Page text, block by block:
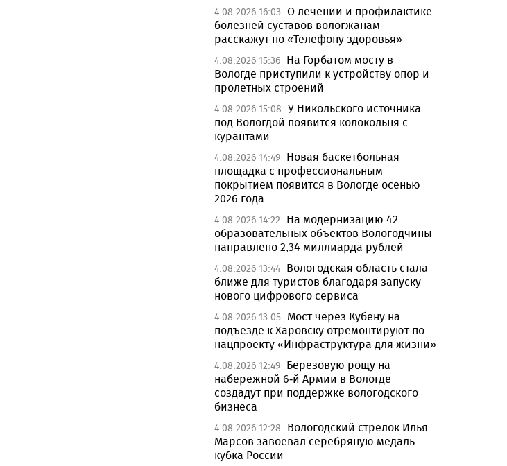
4.08.2026 16:03 О лечении и профилактике
болезней суставов вологжанам
расскажут по «Телефону здоровья»
4.08.2026 15:36 На Горбатом мосту в
Вологде приступили к устройству опор и
пролетных строений
4.08.2026 15:08 У Никольского источника
под Вологдой появится колокольня с
курантами
4.08.2026 14:49 Новая баскетбольная
площадка с профессиональным
покрытием появится в Вологде осенью
2026 года
4.08.2026 14:22
На модернизацию 42
образовательных объектов Вологодчины
направлено 2,34 миллиарда рублей
4.08.2026 13:44 Вологодская область стала
ближе для туристов благодаря запуску
нового цифрового сервиса
4.08.2026 13:05 Мост через Кубену на
подъезде к Харовску отремонтируют по
нацпроекту «Инфраструктура для жизни»
4.08.2026 12:49 Березовую рощу на
набережной 6-й Армии в Вологде
создадут при поддержке вологодского
бизнеса
4.08.2026 12:28
Вологодский стрелок Илья
Марсов завоевал серебряную медаль
кубка России